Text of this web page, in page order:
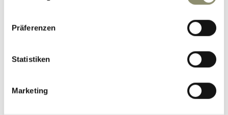
Präferenzen
Statistiken
Marketing